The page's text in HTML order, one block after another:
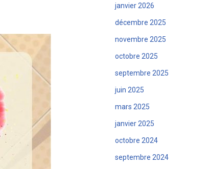
janvier 2026
décembre 2025
novembre 2025
octobre 2025
septembre 2025
juin 2025
mars 2025
janvier 2025
octobre 2024
septembre 2024